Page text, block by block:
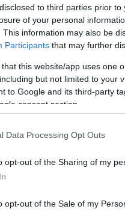
to third parties prior
of your personal
This information may also be
Participants that may further
that this website/app uses one
but not limited to your
to Google and its third-party
consent section.
Data Processing Opt Outs
opt-out of the Sharing of my
opt-out of the Sale of my